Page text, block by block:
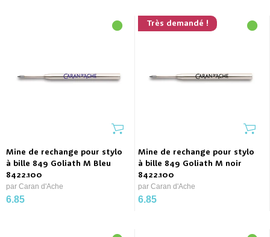
Mine de rechange pour stylo
à bille 849 Goliath M Bleu
8422.100
par Caran d'Ache
6.85
Très demandé !
Mine de rechange pour stylo
à bille 849 Goliath M noir
8422.100
par Caran d'Ache
6.85